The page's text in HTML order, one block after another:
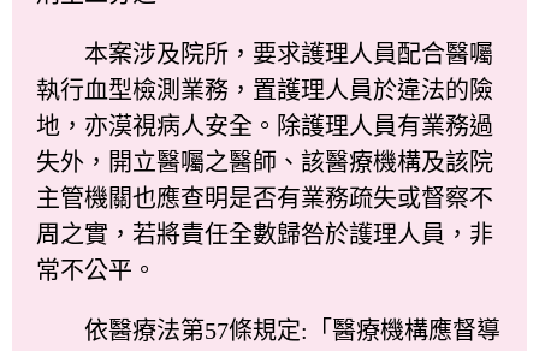
本案涉及院所，要求護理人員配合醫囑
執行血型檢測業務，置護理人員於違法的險
地，亦漠視病人安全。除護理人員有業務過
失外，開立醫囑之醫師、該醫療機構及該院
主管機關也應查明是否有業務疏失或督察不
周之實，若將責任全數歸咎於護理人員，非
常不公平。
依醫療法第57條規定:「醫療機構應督導